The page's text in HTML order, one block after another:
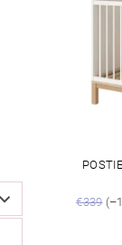
€339